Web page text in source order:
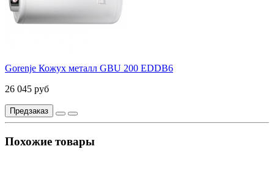
Gorenje Кожух металл GBU 200 EDDB6
26 045 руб
Предзаказ
Похожие товары